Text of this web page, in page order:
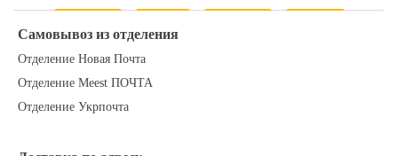
Самовывоз из отделения
Отделение Новая Почта
Отделение Meest ПОЧТА
Отделение Укрпочта